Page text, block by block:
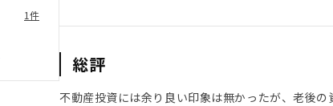
1件
総評
不動産投資には余り良い印象は無かったが、老後